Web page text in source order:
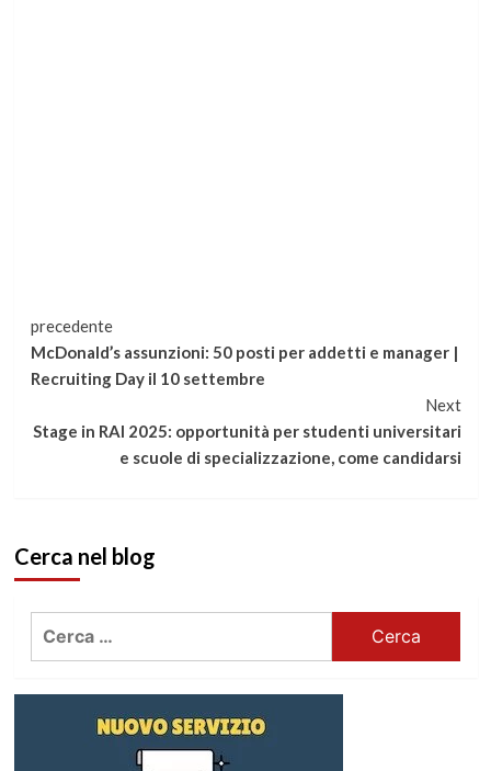
Continua
a
leggere
precedente
McDonald’s assunzioni: 50 posti per addetti e manager |
Recruiting Day il 10 settembre
Next
Stage in RAI 2025: opportunità per studenti universitari
e scuole di specializzazione, come candidarsi
Cerca nel blog